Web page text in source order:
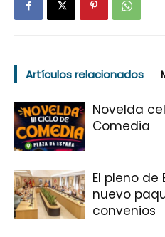
Artículos relacionados
Novelda
Comedia
El pleno de
nuevo
convenios